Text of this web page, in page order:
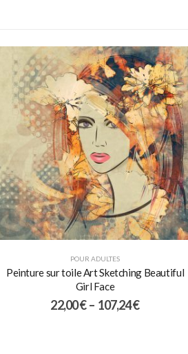
POUR ADULTES
Peinture sur toile Art Sketching Beautiful
Girl Face
22,00€ – 107,24€